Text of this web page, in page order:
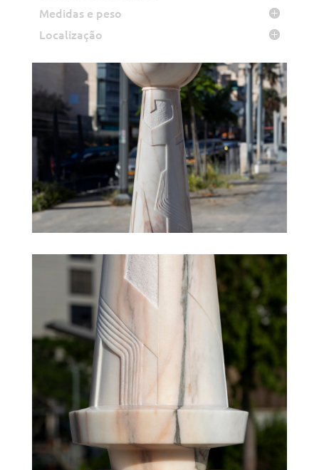
Medidas e peso
Localização